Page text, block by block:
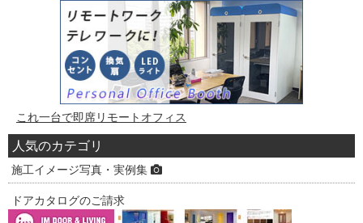
これ一台で即席リモートオフィス
人気のカテゴリ
施工イメージ写真・実例集
ドアカタログのご請求